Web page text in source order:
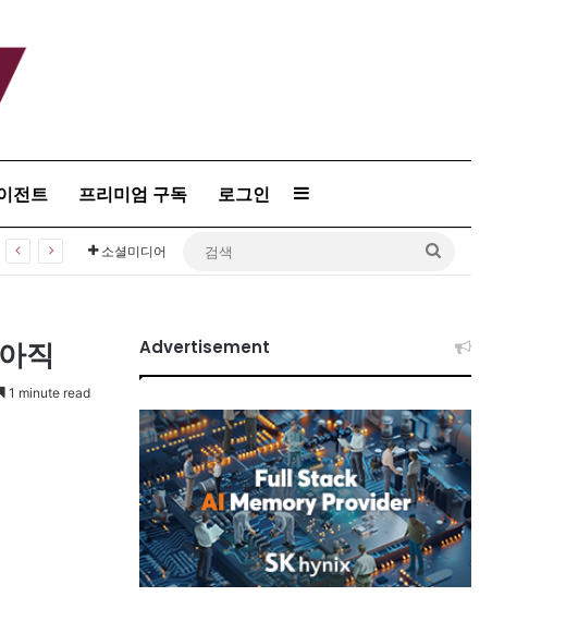
전트 프리미엄 구독 로그인 Sidebar
소셜미디어
직
1 minute read
Advertisement